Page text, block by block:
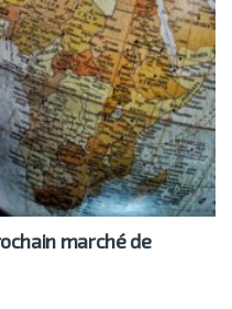
marché de